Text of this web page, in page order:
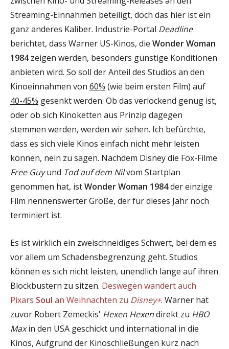
Streaming-Einnahmen beteiligt, doch das hier ist ein
ganz anderes Kaliber. Industrie-Portal Deadline
berichtet, dass Warner US-Kinos, die Wonder Woman
1984zeigen werden, besonders günstige Konditionen
anbieten wird. So soll der Anteil des Studios an den
Kinoeinnahmen von 60% (wie beim ersten Film) auf
40-45% gesenkt werden. Ob das verlockend genug ist,
oder ob sich Kinoketten aus Prinzip dagegen
stemmen werden, werden wir sehen. Ich befürchte,
dass es sich viele Kinos einfach nicht mehr leisten
können, nein zu sagen. Nachdem Disney die Fox-Filme
Free Guyund Tod auf dem Nilvom Startplan
genommen hat, istWonder Woman 1984der einzige
Film nennenswerter Größe, der für dieses Jahr noch
terminiert ist.
Es ist wirklich ein zweischneidiges Schwert, bei dem es
vor allem um Schadensbegrenzung geht. Studios
können es sich nicht leisten, unendlich lange auf ihren
Blockbustern zu sitzen. Deswegen wandert auch
Pixars Soul an Weihnachten zu Disney+. Warner hat
zuvor Robert Zemeckis' Hexen Hexendirekt zu HBO
Maxin den USA geschickt und international in die
Kinos, Aufgrund der Kinoschließungen kurz nach